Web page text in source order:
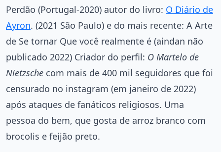
Perdão (Portugal-2020) autor do livro: O Diário de
Ayron. (2021 São Paulo) e do mais recente: A Arte
de Se tornar Que você realmente é (aindan não
publicado 2022) Criador do perfil: O Martelo de
Nietzsche com mais de 400 mil seguidores que foi
censurado no instagram (em janeiro de 2022)
após ataques de fanáticos religiosos. Uma
pessoa do bem, que gosta de arroz branco com
brocolis e feijão preto.